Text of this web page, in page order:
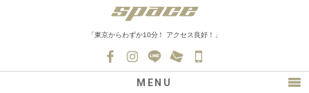
「東京からわずか10分！ アクセス良好！」
MENU